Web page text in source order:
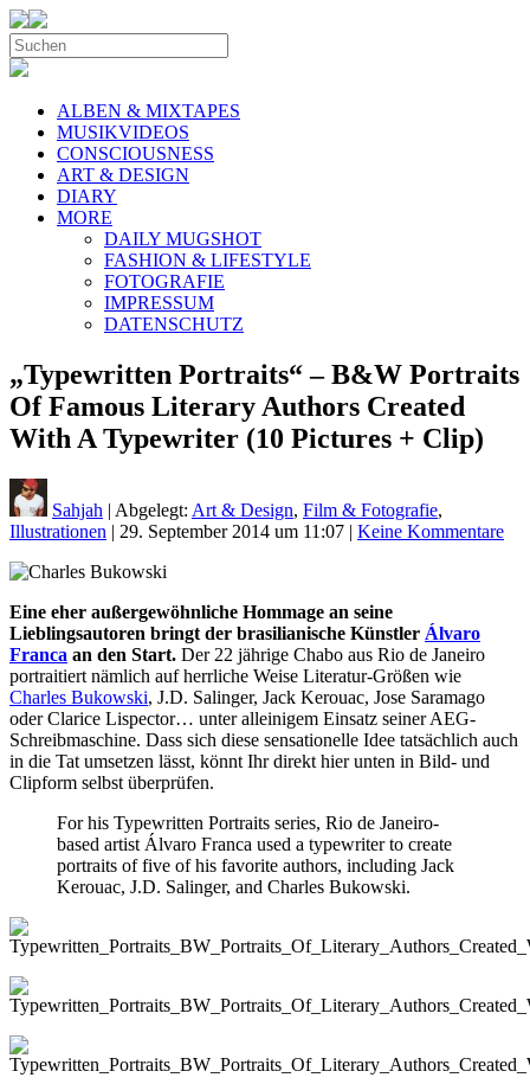
ALBEN & MIXTAPES
MUSIKVIDEOS
CONSCIOUSNESS
ART & DESIGN
DIARY
MORE
DAILY MUGSHOT
FASHION & LIFESTYLE
FOTOGRAFIE
IMPRESSUM
DATENSCHUTZ
„Typewritten Portraits“ – B&W Portraits
Of Famous Literary Authors Created
With A Typewriter (10 Pictures + Clip)
Sahjah | Abgelegt: Art & Design, Film & Fotografie,
Illustrationen | 29. September 2014 um 11:07 | Keine Kommentare
Eine eher außergewöhnliche Hommage an seine
Lieblingsautoren bringt der brasilianische Künstler Álvaro
Franca an den Start. Der 22 jährige Chabo aus Rio de Janeiro
portraitiert nämlich auf herrliche Weise Literatur-Größen wie
Charles Bukowski, J.D. Salinger, Jack Kerouac, Jose Saramago
oder Clarice Lispector… unter alleinigem Einsatz seiner AEG-
Schreibmaschine. Dass sich diese sensationelle Idee tatsächlich auch
in die Tat umsetzen lässt, könnt Ihr direkt hier unten in Bild- und
Clipform selbst überprüfen.
For his Typewritten Portraits series, Rio de Janeiro-
based artist Álvaro Franca used a typewriter to create
portraits of five of his favorite authors, including Jack
Kerouac, J.D. Salinger, and Charles Bukowski.